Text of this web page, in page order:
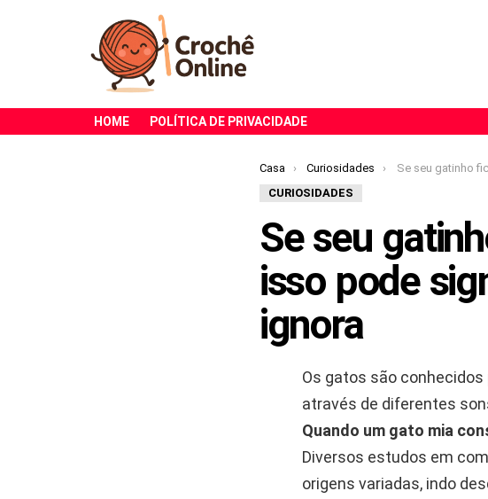
HOME POLÍTICA DE PRIVACIDADE
Você está aqui:
Casa Curiosidades
Se seu gatinho fica miando sem
CURIOSIDADES
Se seu
isso pode
ignora
Os gatos são conhecidos
através de diferentes
Quando um gato mia
Diversos estudos em
origens variadas, indo